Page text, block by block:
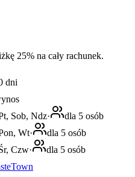
25% na cały rachunek.
dni
Sob, Ndz·
dla 5 osób
Wt·
dla 5 osób
Czw·
dla 5 osób